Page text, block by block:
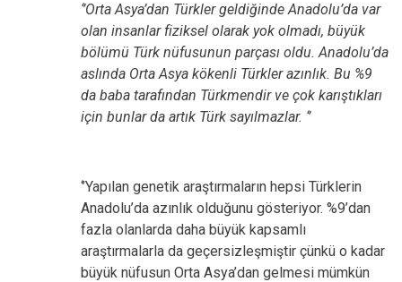
‘’Orta Asya’dan Türkler geldiğinde Anadolu’da var
olan insanlar fiziksel olarak yok olmadı, büyük
bölümü Türk nüfusunun parçası oldu. Anadolu’da
aslında Orta Asya kökenli Türkler azınlık. Bu %9
da baba tarafından Türkmendir ve çok karıştıkları
için bunlar da artık Türk sayılmazlar. ‘’
‘’Yapılan genetik araştırmaların hepsi Türklerin
Anadolu’da azınlık olduğunu gösteriyor. %9’dan
fazla olanlarda daha büyük kapsamlı
araştırmalarla da geçersizleşmiştir çünkü o kadar
büyük nüfusun Orta Asya’dan gelmesi mümkün